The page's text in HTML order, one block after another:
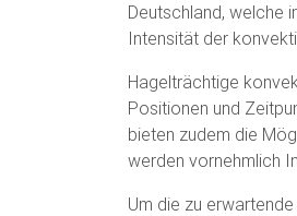
Deutschland, welche
Intensität der
Hagelträchtige
Positionen und
bieten zudem die
werden vornehmlich
Um die zu